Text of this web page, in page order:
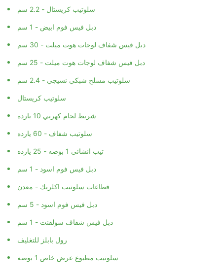
سلوتيب كريستال - 2.2 سم
دبل فيس فوم ابيض - 1 سم
دبل فيس شفاف لوجات هوت ميلت - 30 سم
دبل فيس شفاف لوجات هوت ميلت - 25 سم
سلوتيب مسلح شبكي نسيجي - 2.4 سم
سلوتيب كريستال
شريط لحام كهربي 10 يارده
سلوتيب شفاف - 60 يارده
تيب انشائي 1 بوصه - 25 يارده
دبل فيس فوم اسود - 1 سم
قطاعات سلوتيب اكلريك - معدن
دبل فيس فوم اسود - 5 سم
دبل فيس شفاف سولفنت - 1 سم
رول بابلز للتغليف
سلوتيب مطبوع عرض خاص 1 بوصه